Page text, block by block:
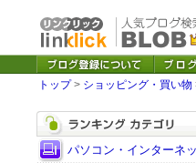
トップ> ショッピング・買い物
パソコン・インターネ